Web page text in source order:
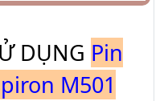
DỤNG Pin
M501